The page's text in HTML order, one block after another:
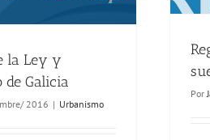
la Ley y
de Galicia
2016 | Urbanismo
Por